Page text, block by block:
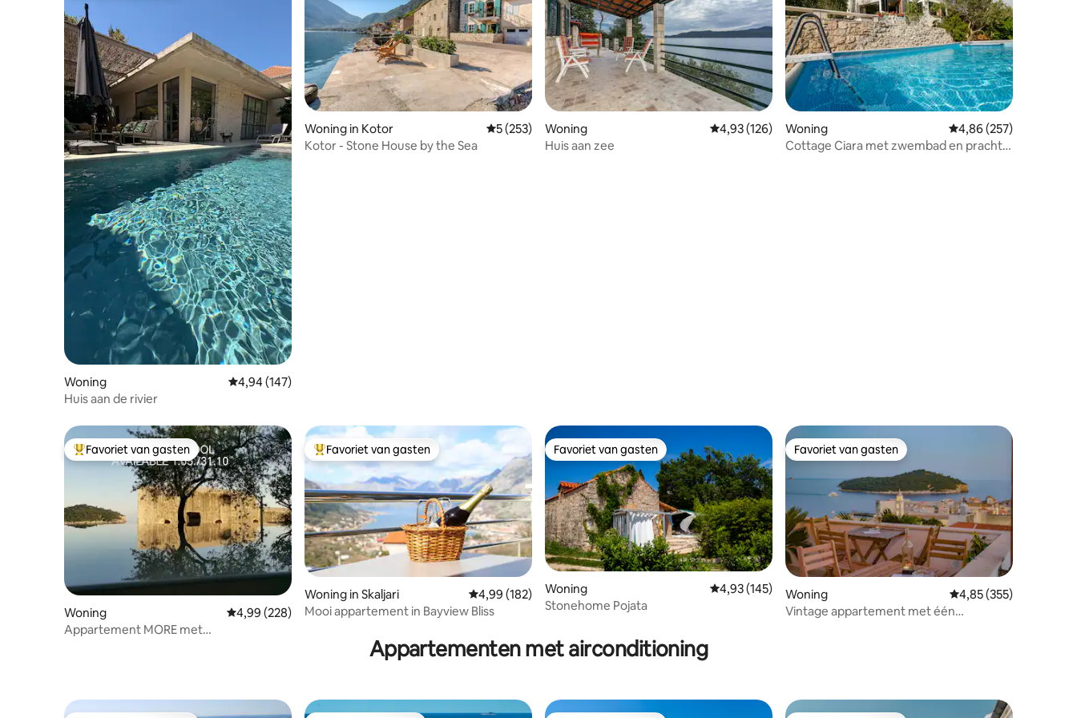
Woning Gemiddelde beoordeling van 4,94 op 5, 147 recensies
4,94 (147)
Huis aan de rivier
Woning in Kotor Gemiddelde beoordeling van 5 op 5, 253 recensies
5 (253)
Kotor - Stone House by the Sea
Woning Gemiddelde beoordeling van 4,93 op 5, 126 recensies
4,93 (126)
Huis aan zee
Woning Gemiddelde
4,86 (257)
Cottage Ciara met zwembad en prachtig
Topfavoriet van gasten
Favoriet van gasten
Woning Gemiddelde beoordeling van 4,99 op 5, 228 recensies
4,99 (228)
Appartement MORE met
Topfavoriet van gasten
Favoriet van gasten
Woning in Skaljari Gemiddelde beoordeling van 4,99 op 5, 182 recensies
4,99 (182)
Mooi appartement in Bayview Bliss
Favoriet van gasten
Favoriet van gasten
Woning Gemiddelde beoordeling van 4,93 op 5, 145 recensies
4,93 (145)
Stonehome Pojata
Favoriet van gasten
Favoriet van gasten
Woning Gemiddelde
4,85 (355)
Vintage appartement met één
Appartementen met airconditioning